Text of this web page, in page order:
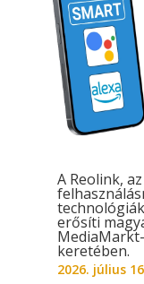
A Reolink,
erősíti
keretében.
2026. július